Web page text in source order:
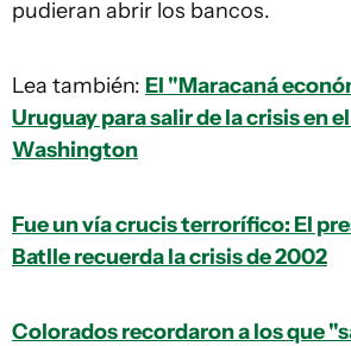
pudieran abrir los bancos.
Lea también: El "Maracaná
Uruguay para salir de la crisis en
Washington
Fue un vía crucis terrorífico: El
Batlle recuerda la crisis de 2002
Colorados recordaron a los que